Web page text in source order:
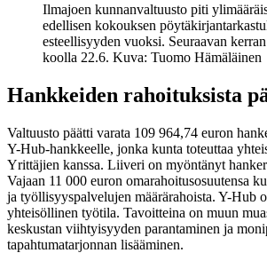
Ilmajoen kunnanvaltuusto piti
edellisen kokouksen
esteellisyyden vuoksi. Seuraavan
koolla 22.6. Kuva: Tuomo Hämäläinen
Hankkeiden rahoituksista
Valtuusto päätti varata 109 964,74 euron
Y-Hub-hankkeelle, jonka kunta toteuttaa
Yrittäjien kanssa. Liiveri on myöntänyt
Vajaan 11 000 euron omarahoitusosuutensa
ja työllisyyspalvelujen määrärahoista. Y-Hub
yhteisöllinen työtila. Tavoitteina on muun
keskustan viihtyisyyden parantaminen ja
tapahtumatarjonnan lisääminen.